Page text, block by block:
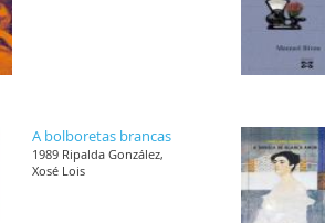
A bolboretas brancas
1989 Ripalda González,
Xosé Lois